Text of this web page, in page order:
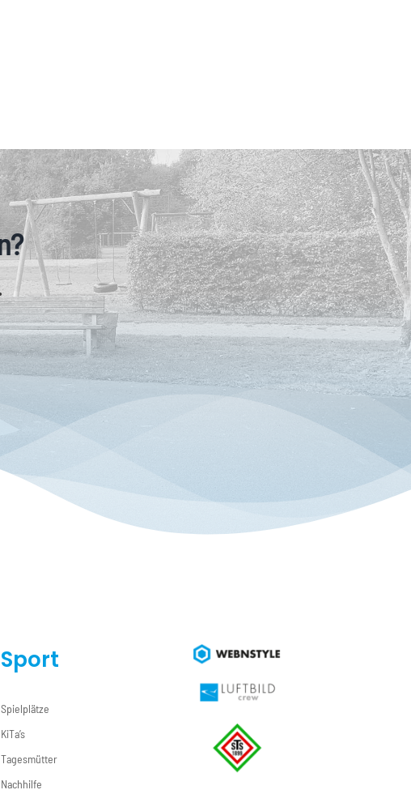
Sport
Spielplätze
KiTa’s
Tagesmütter
Nachhilfe